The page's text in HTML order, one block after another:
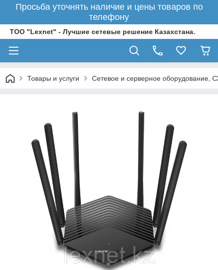
Просьба уточнять наличие и цены товаров по
телефону
ТОО "Lexnet" - Лучшие сетевые решение Казахстана.
Товары и услуги Сетевое и серверное оборудование,